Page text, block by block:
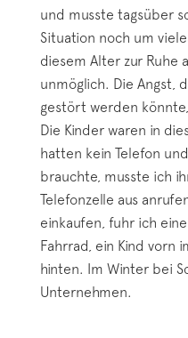
und musste tagsüber
Situation noch um
diesem Alter zur Ruhe
unmöglich. Die Angst,
gestört werden
Die Kinder waren in
hatten kein Telefon
brauchte, musste ich
Telefonzelle aus
einkaufen, fuhr ich
Fahrrad, ein Kind vorn
hinten. Im Winter bei
Unternehmen.